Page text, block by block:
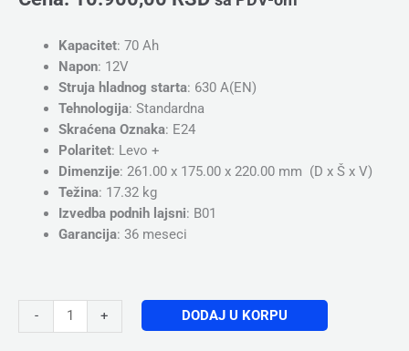
Kapacitet: 70 Ah
Napon: 12V
Struja hladnog starta: 630 A(EN)
Tehnologija: Standardna
Skraćena Oznaka: E24
Polaritet: Levo +
Dimenzije: 261.00 x 175.00 x 220.00 mm (D x Š x V)
Težina: 17.32 kg
Izvedba podnih lajsni: B01
Garancija: 36 meseci
- + DODAJ U KORPU